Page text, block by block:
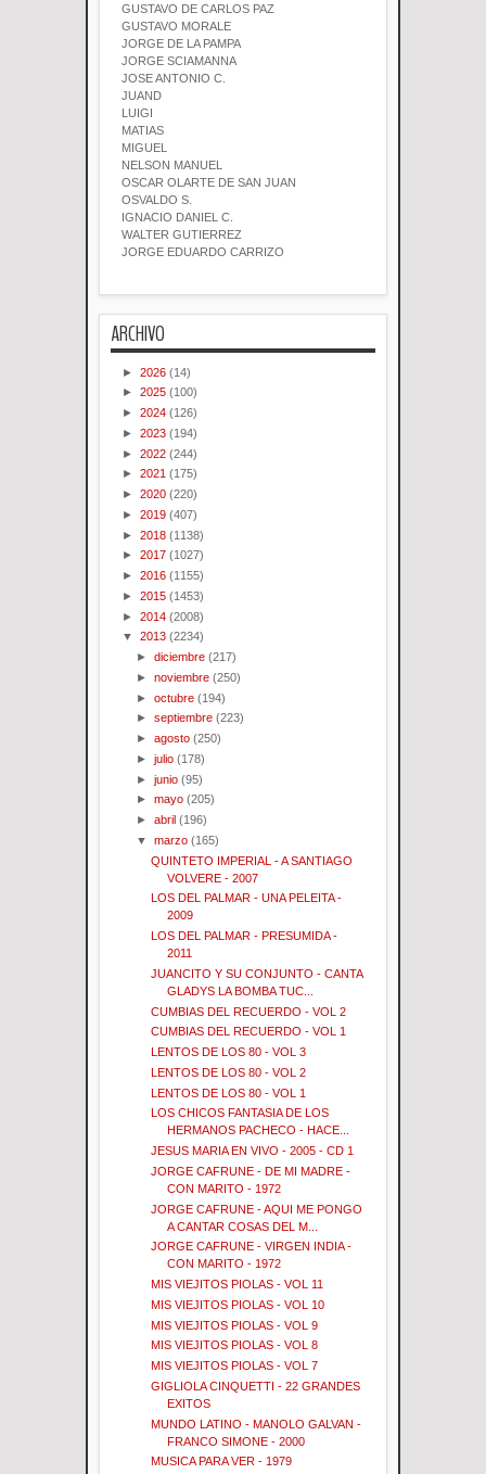
GUSTAVO DE CARLOS PAZ
GUSTAVO MORALE
JORGE DE LA PAMPA
JORGE SCIAMANNA
JOSE ANTONIO C.
JUAND
LUIGI
MATIAS
MIGUEL
NELSON MANUEL
OSCAR OLARTE DE SAN JUAN
OSVALDO S.
IGNACIO DANIEL C.
WALTER GUTIERREZ
JORGE EDUARDO CARRIZO
ARCHIVO
► 2026 (14)
► 2025 (100)
► 2024 (126)
► 2023 (194)
► 2022 (244)
► 2021 (175)
► 2020 (220)
► 2019 (407)
► 2018 (1138)
► 2017 (1027)
► 2016 (1155)
► 2015 (1453)
► 2014 (2008)
▼ 2013 (2234)
►diciembre (217)
►noviembre (250)
►octubre (194)
►septiembre (223)
►agosto (250)
►julio (178)
►junio (95)
►mayo (205)
►abril (196)
▼marzo (165)
QUINTETO IMPERIAL - A SANTIAGO
VOLVERE - 2007
LOS DEL PALMAR - UNA PELEITA -
2009
LOS DEL PALMAR - PRESUMIDA -
2011
JUANCITO Y SU CONJUNTO - CANTA
GLADYS LA BOMBA TUC...
CUMBIAS DEL RECUERDO - VOL 2
CUMBIAS DEL RECUERDO - VOL 1
LENTOS DE LOS 80 - VOL 3
LENTOS DE LOS 80 - VOL 2
LENTOS DE LOS 80 - VOL 1
LOS CHICOS FANTASIA DE LOS
HERMANOS PACHECO - HACE...
JESUS MARIA EN VIVO - 2005 - CD 1
JORGE CAFRUNE - DE MI MADRE -
CON MARITO - 1972
JORGE CAFRUNE - AQUI ME PONGO
A CANTAR COSAS DEL M...
JORGE CAFRUNE - VIRGEN INDIA -
CON MARITO - 1972
MIS VIEJITOS PIOLAS - VOL 11
MIS VIEJITOS PIOLAS - VOL 10
MIS VIEJITOS PIOLAS - VOL 9
MIS VIEJITOS PIOLAS - VOL 8
MIS VIEJITOS PIOLAS - VOL 7
GIGLIOLA CINQUETTI - 22 GRANDES
EXITOS
MUNDO LATINO - MANOLO GALVAN -
FRANCO SIMONE - 2000
MUSICA PARA VER - 1979